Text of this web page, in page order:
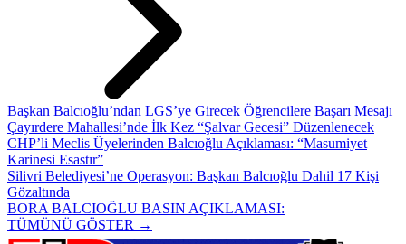
Başkan Balcıoğlu’ndan LGS’ye Girecek Öğrencilere Başarı Mesajı
Çayırdere Mahallesi’nde İlk Kez “Şalvar Gecesi” Düzenlenecek
CHP’li Meclis Üyelerinden Balcıoğlu Açıklaması: “Masumiyet
Karinesi Esastır”
Silivri Belediyesi’ne Operasyon: Başkan Balcıoğlu Dahil 17 Kişi
Gözaltında
BORA BALCIOĞLU BASIN AÇIKLAMASI:
TÜMÜNÜ GÖSTER →